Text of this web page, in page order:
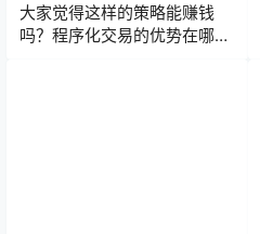
大家觉得这样的策略能赚钱
吗？程序化交易的优势在哪